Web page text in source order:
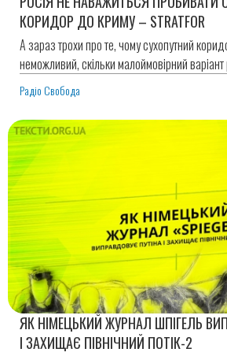
КОРИДОР ДО КРИМУ – STRATFOR
А зараз трохи про те, чому сухопутний
неможливий, скільки малоймовірний варіант
Радіо Свобода
ЯК НІМЕЦЬКИЙ ЖУРНАЛ ШПІГЕЛЬ
І ЗАХИЩАЄ ПІВНІЧНИЙ ПОТІК-2